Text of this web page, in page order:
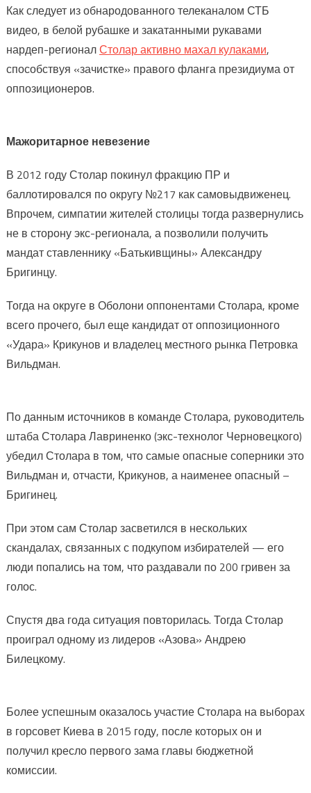
Как следует из обнародованного телеканалом СТБ
видео, в белой рубашке и закатанными рукавами
нардеп-регионалСтолар активно махал кулаками,
способствуя «зачистке» правого фланга президиума от
оппозиционеров.
Мажоритарное невезение
В 2012 году Столар покинул фракцию ПР и
баллотировался по округу №217 как самовыдвиженец.
Впрочем, симпатии жителей столицы тогда развернулись
не в сторону экс-регионала, а позволили получить
мандат ставленнику «Батькивщины» Александру
Бригинцу.
Тогда на округе в Оболони оппонентами Столара, кроме
всего прочего, был еще кандидат от оппозиционного
«Удара» Крикунов и владелец местного рынка Петровка
Вильдман.
По данным источников в команде Столара, руководитель
штаба Столара Лавриненко (экс-технолог Черновецкого)
убедил Столара в том, что самые опасные соперники это
Вильдман и, отчасти, Крикунов, а наименее опасный –
Бригинец.
При этом сам Столар засветился в нескольких
скандалах, связанных с подкупом избирателей — его
люди попались на том, что раздавали по 200 гривен за
голос.
Спустя два года ситуация повторилась. Тогда Столар
проиграл одному из лидеров «Азова» Андрею
Билецкому.
Более успешным оказалось участие Столара на выборах
в горсовет Киева в 2015 году, после которых он и
получил кресло первого зама главы бюджетной
комиссии.